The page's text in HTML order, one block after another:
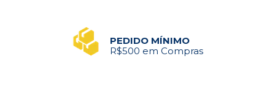
PEDIDO MÍNIMO
R$500 em Compras